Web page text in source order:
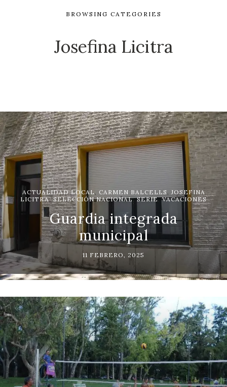
BROWSING CATEGORIES
Josefina Licitra
ACTUALIDAD LOCAL CARMEN BALCELLS
JOSEFINA
LICITRA,SELECCIÓN NACIONAL,SERIE,VACACIONES
Guardia integrada
municipal
11 FEBRERO, 2025